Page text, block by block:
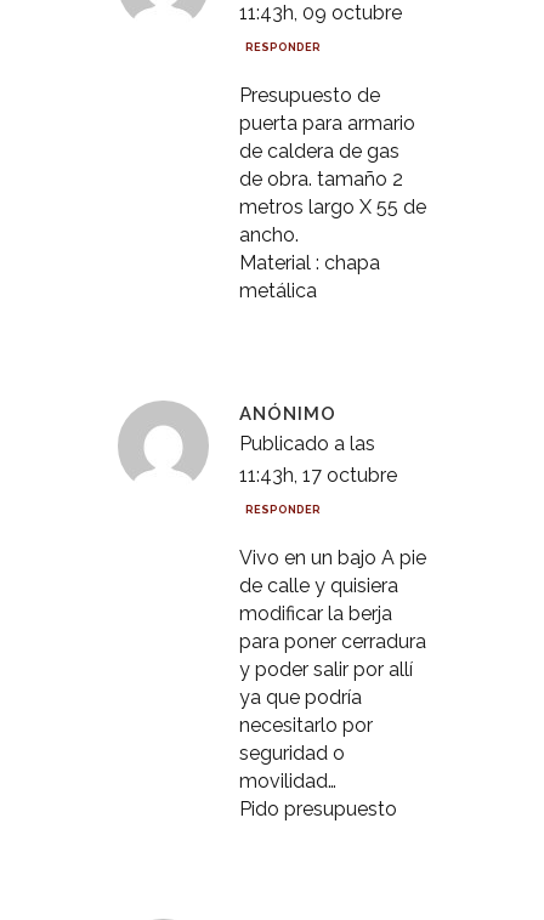
11:43h, 09 octubre
RESPONDER
Presupuesto de
puerta para armario
de caldera de gas
de obra. tamaño 2
metros largo X 55 de
ancho.
Material : chapa
metálica
ANÓNIMO
Publicado a las
11:43h, 17 octubre
RESPONDER
Vivo en un bajo A pie
de calle y quisiera
modificar la berja
para poner cerradura
y poder salir por allí
ya que podría
necesitarlo por
seguridad o
movilidad…
Pido presupuesto